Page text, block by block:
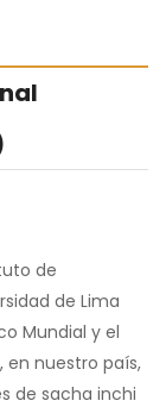
de
de Lima
Mundial y el
en nuestro país,
de sacha inchi